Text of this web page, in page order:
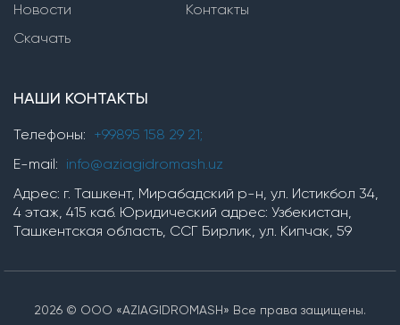
Насосы серии TMV
Насосы серии ЦНС
Насосы серии TM, TMB
насосы серии OP
Химические насосы
Установки для производства гипохлорита
Новости
Скачать
Контакты
НАШИ КОНТАКТЫ
Телефоны: +99895 158 29 21;
E-mail: info@aziagidromash.uz
Адрес: г. Ташкент, Мирабадский р-н, ул. Истикбол 34,
4 этаж, 415 каб. Юридический адрес: Узбекистан,
Ташкентская область, ССГ Бирлик, ул. Кипчак, 59
2026 © ООО «AZIAGIDROMASH» Все права защищены.